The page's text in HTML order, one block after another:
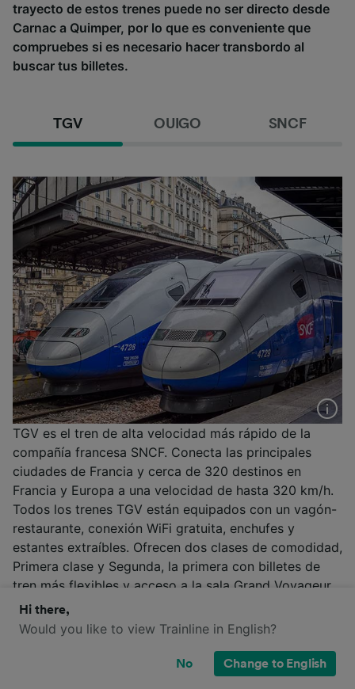
trayecto de estos trenes puede no ser directo desde
Carnac a Quimper, por lo que es conveniente que
compruebes si es necesario hacer transbordo al
buscar tus billetes.
TGV OUIGO SNCF
TGV es el tren de alta velocidad más rápido de la
compañía francesa SNCF. Conecta las principales
ciudades de Francia y cerca de 320 destinos en
Francia y Europa a una velocidad de hasta 320 km/h.
Todos los trenes TGV están equipados con un vagón-
restaurante, conexión WiFi gratuita, enchufes y
estantes extraíbles. Ofrecen dos clases de comodidad,
Primera clase y Segunda, la primera con billetes de
tren más flexibles y acceso a la sala Grand Voyageur
en algunas estaciones de tren.
Más información
Trenes en Francia
Hi there,
Would you like to view Trainline in English?
No Change to English